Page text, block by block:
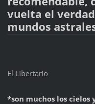
vuelta el
mundos
El Libertario
*son muchos los